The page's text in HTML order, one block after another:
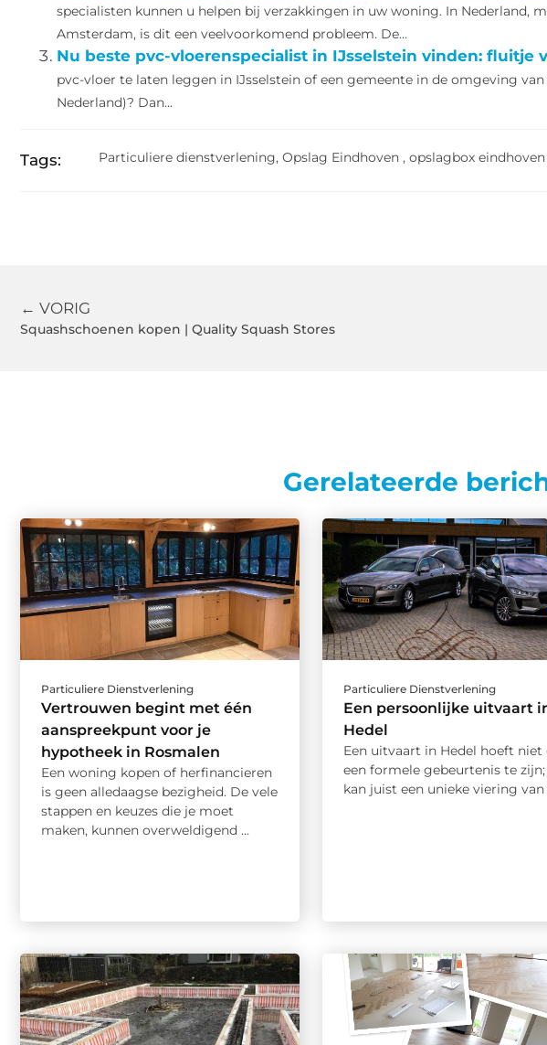
specialisten kunnen u helpen bij verzakkingen in uw woning. In Nederland,
Amsterdam, is dit een veelvoorkomend probleem. De...
Nu beste pvc-vloerenspecialist in IJsselstein vinden: fluitje
pvc-vloer te laten leggen in IJsselstein of een gemeente in de omgeving
Nederland)? Dan...
Tags: Particuliere dienstverlening, Opslag Eindhoven , opslagbox eindhoven
← VORIG
Squashschoenen kopen | Quality Squash Stores
Gerelateerde
Particuliere Dienstverlening
Vertrouwen begint met één
aanspreekpunt voor je
hypotheek in Rosmalen
Een woning kopen of herfinancieren
is geen alledaagse bezigheid. De vele
stappen en keuzes die je moet
maken, kunnen overweldigend ...
Particuliere Dienstverlening
Een persoonlijke uitvaart
Hedel
Een uitvaart in Hedel hoeft niet
een formele gebeurtenis te
kan juist een unieke viering van